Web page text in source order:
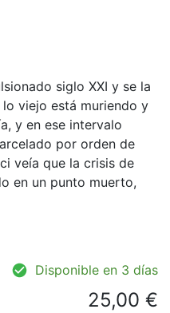
siglo XXI y se la
viejo está muriendo y
y en ese intervalo
por orden de
veía que la crisis de
en un punto muerto,
Disponible en 3 días
25,00 €